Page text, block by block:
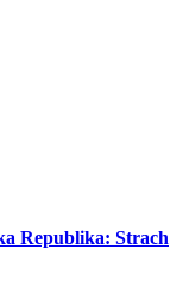
Republika: Strach